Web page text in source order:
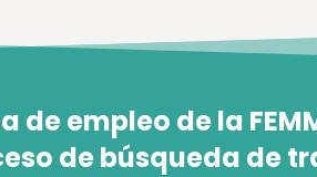
de empleo de la
de búsqueda de